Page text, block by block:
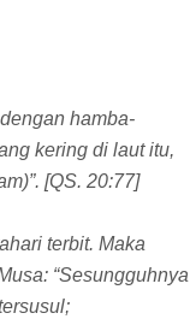
hamba-
kering di laut itu,
[QS. 20:77]
terbit. Maka
“Sesungguhnya